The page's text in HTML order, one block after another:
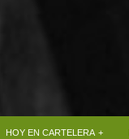
HOY EN CARTELERA +